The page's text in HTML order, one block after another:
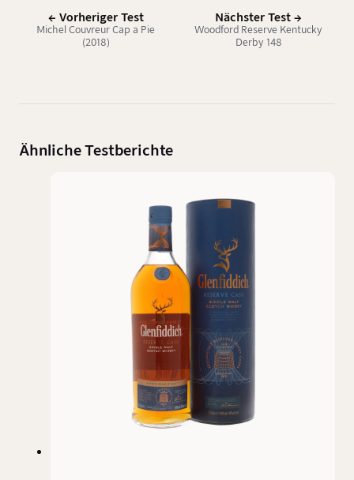
← Vorheriger Test
Michel Couvreur Cap a Pie
(2018)
Nächster Test →
Woodford Reserve Kentucky
Derby 148
Ähnliche Testberichte